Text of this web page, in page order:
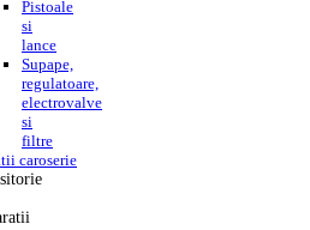
Pistoale
si
lance
Supape,
regulatoare,
electrovalve
si
filtre
caroserie